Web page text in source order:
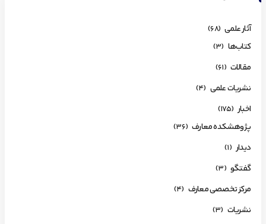
آثار علمی (68)
کتاب‌ها (3)
مقالات (61)
نشریات علمی (4)
اخبار (175)
پژوهشکده معارف (36)
دیدار (1)
گفتگو (3)
مرکز تخصصی معارف (4)
نشریات (3)